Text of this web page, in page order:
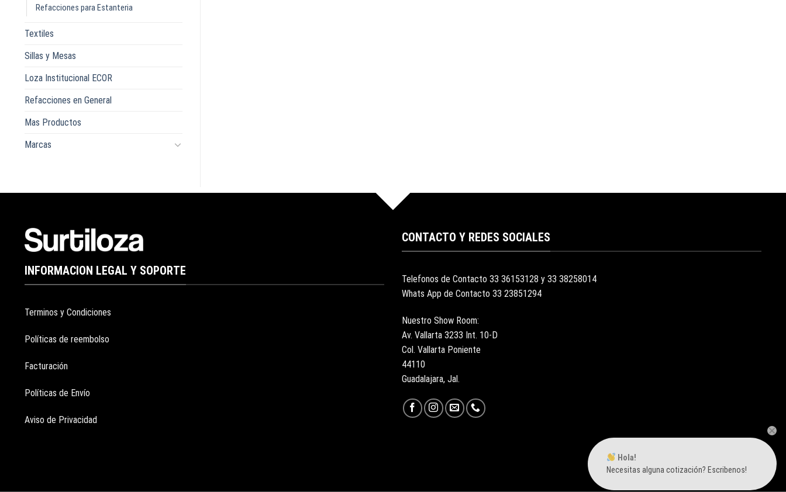
Refacciones para Estanteria
Textiles
Sillas y Mesas
Loza Institucional ECOR
Refacciones en General
Mas Productos
Marcas
INFORMACION LEGAL Y SOPORTE
Terminos y Condiciones
Políticas de reembolso
Facturación
Políticas de Envío
Aviso de Privacidad
CONTACTO Y REDES SOCIALES
Telefonos de Contacto 33 36153128 y 33 38258014
Whats App de Contacto 33 23851294
Nuestro Show Room:
Av. Vallarta 3233 Int. 10-D
Col. Vallarta Poniente
44110
Guadalajara, Jal.
Hola!
Necesitas alguna cotización? Escribenos!